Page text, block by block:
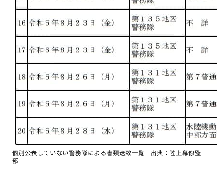
個別公表していない警務隊による書類送致一覧 出典：陸上幕僚監
部